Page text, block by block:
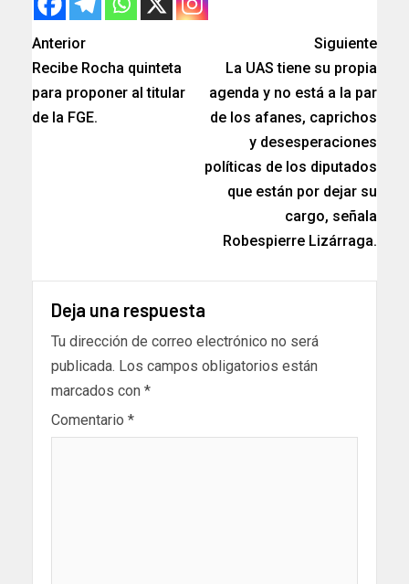
Anterior
Recibe Rocha quinteta
para proponer al titular
de la FGE.
Siguiente
La UAS tiene su propia
agenda y no está a la par
de los afanes, caprichos
y desesperaciones
políticas de los diputados
que están por dejar su
cargo, señala
Robespierre Lizárraga.
Deja una respuesta
Tu dirección de correo electrónico no será
publicada. Los campos obligatorios están
marcados con *
Comentario *